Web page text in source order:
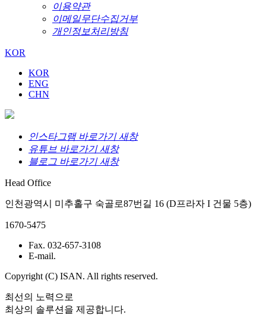
이용약관
이메일무단수집거부
개인정보처리방침
KOR
KOR
ENG
CHN
인스타그램 바로가기 새창
유튜브 바로가기 새창
블로그 바로가기 새창
Head Office
인천광역시 미추홀구 숙골로87번길 16 (D프라자 I 건물 5층)
1670-5475
Fax. 032-657-3108
E-mail.
Copyright (C) ISAN. All rights reserved.
최선의 노력으로
최상의 솔루션을 제공합니다.